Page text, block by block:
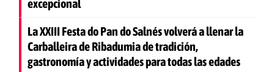
excepcional
La XXIII Festa do Pan do Salnés volverá a llenar la
Carballeira de Ribadumia de tradición,
gastronomía y actividades para todas las edades